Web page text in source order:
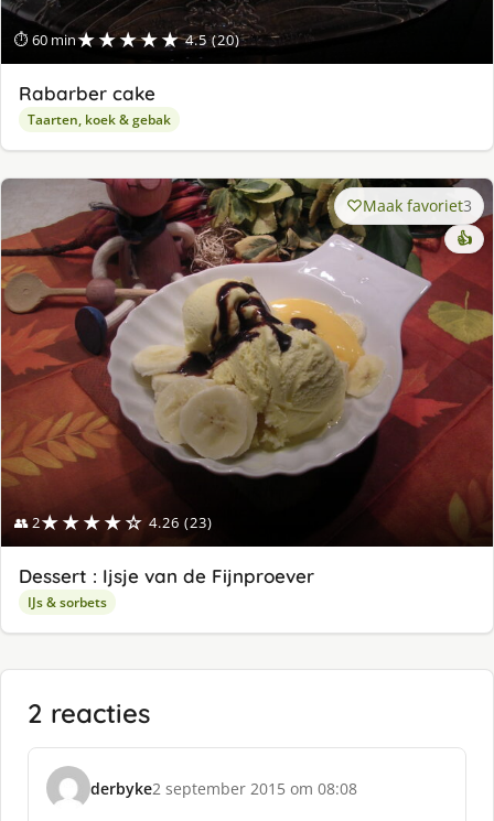
⏱ 60 min★★★★★ 4.5 (20)
Rabarber cake
Taarten, koek & gebak
👥 2★★★★☆ 4.26 (23)
Maak favoriet3
👍
Dessert : Ijsje van de Fijnproever
IJs & sorbets
2 reacties
derbyke
s
2 september 2015 om 08:08